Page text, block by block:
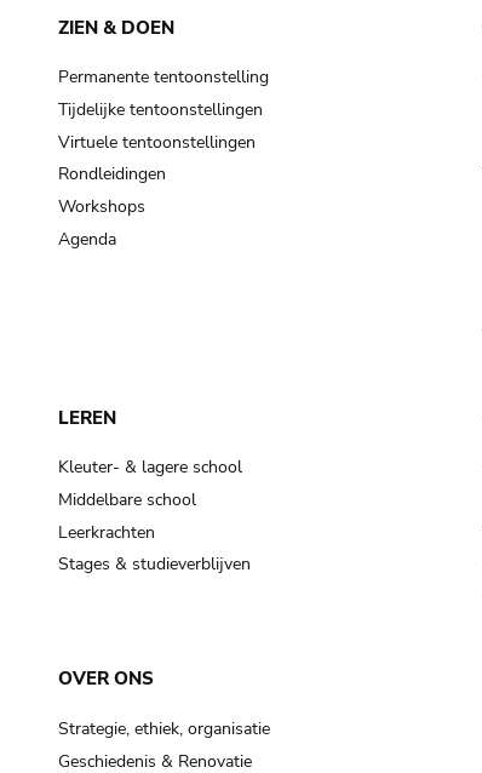
ZIEN & DOEN
Permanente tentoonstelling
Tijdelijke tentoonstellingen
Virtuele tentoonstellingen
Rondleidingen
Workshops
Agenda
LEREN
Kleuter- & lagere school
Middelbare school
Leerkrachten
Stages & studieverblijven
OVER ONS
Strategie, ethiek, organisatie
Geschiedenis & Renovatie